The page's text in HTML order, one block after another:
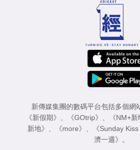
新傳媒集團的數碼平台包括多個網
《新假期》 、 《GOtrip》 、 《NM+
新地》 、 《more》 、 《Sunday Kiss
濟一週》 。